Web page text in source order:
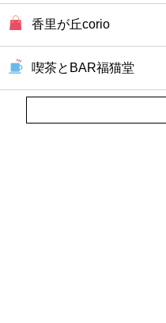
ファーストフード
カフェ
ショッピング
香里が丘corio
喫茶とBAR福猫堂